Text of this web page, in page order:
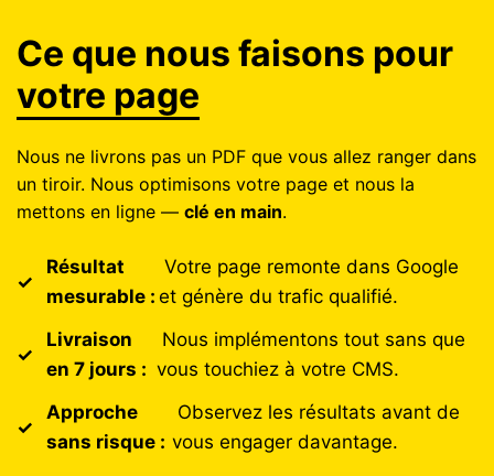
Ce que nous faisons pour
votre page
Nous ne livrons pas un PDF que vous allez ranger dans
un tiroir. Nous optimisons votre page et nous la
mettons en ligne — clé en main.
Résultat
mesurable :
Votre page remonte dans Google
et génère du trafic qualifié.
Livraison
en 7 jours :
Nous implémentons tout sans que
vous touchiez à votre CMS.
Approche
sans risque :
Observez les résultats avant de
vous engager davantage.